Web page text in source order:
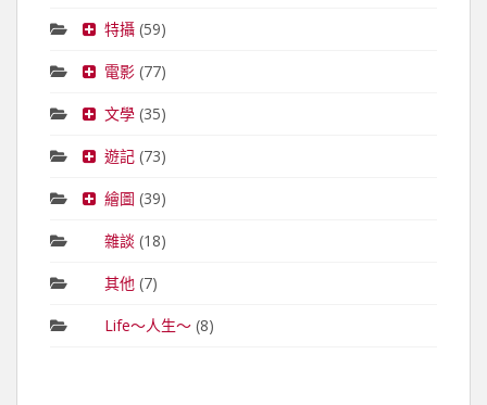
特攝(59)
電影(77)
文學(35)
遊記(73)
繪圖 (39)
雜談 (18)
其他 (7)
Life～人生～(8)